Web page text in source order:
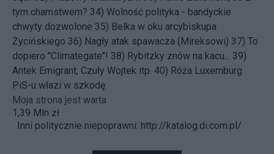
tym chamstwem? 34) Wolność polityka - bandyckie
chwyty dozwolone 35) Belka w oku arcybiskupa
Życińskiego 36) Nagły atak spawacza (Mireksowi) 37) To
dopiero "Climategate"! 38) Rybitzky znów na kacu...
39)
Antek Emigrant, Czuły Wojtek itp. 40) Róża Luxemburg
PiS-u włazi w szkodę
Moja strona jest warta
1,39 Mln zł
Inni politycznie niepoprawni: http://katalog.di.com.pl/